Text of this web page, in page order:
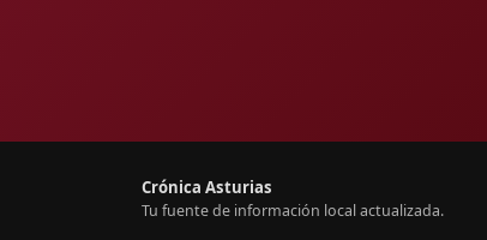
Crónica Asturias
Tu fuente de información local actualizada.